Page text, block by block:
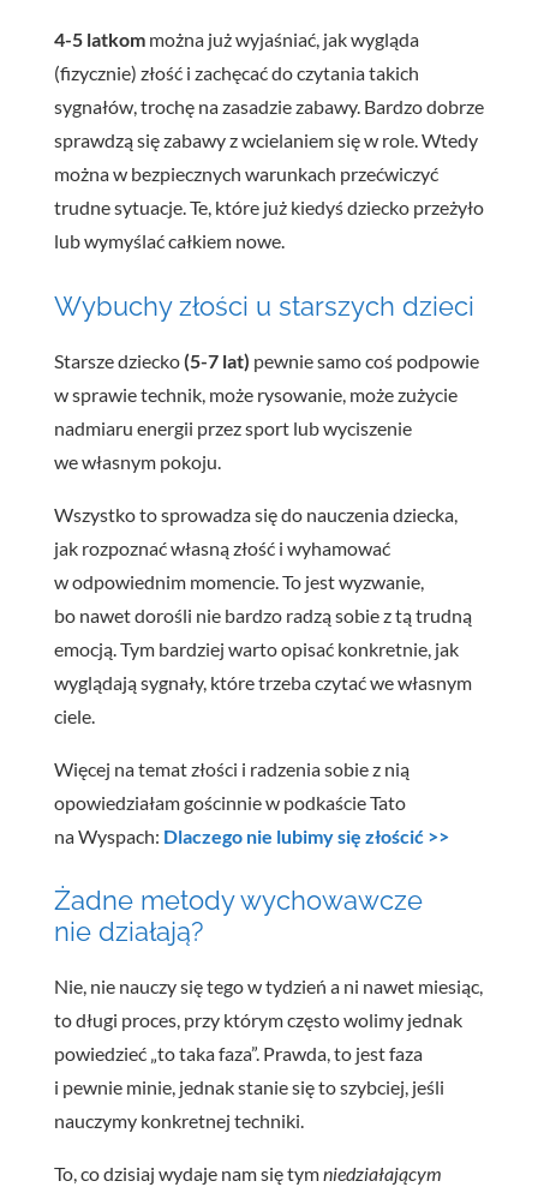
4-5 latkommożna już wyjaśniać, jak wygląda
(fizycznie) złość i zachęcać do czytania takich
sygnałów, trochę na zasadzie zabawy. Bardzo dobrze
sprawdzą się zabawy z wcielaniem się w role. Wtedy
można w bezpiecznych warunkach przećwiczyć
trudne sytuacje. Te, które już kiedyś dziecko przeżyło
lub wymyślać całkiem nowe.
Wybuchy złości u starszych dzieci
Starsze dziecko(5-7 lat) pewnie samo coś podpowie
w sprawie technik, może rysowanie, może zużycie
nadmiaru energii przez sport lub wyciszenie
we własnym pokoju.
Wszystko to sprowadza się do nauczenia dziecka,
jak rozpoznać własną złość i wyhamować
w odpowiednim momencie. To jest wyzwanie,
bo nawet dorośli nie bardzo radzą sobie z tą trudną
emocją. Tym bardziej warto opisać konkretnie, jak
wyglądają sygnały, które trzeba czytać we własnym
ciele.
Więcej na temat złości i radzenia sobie z nią
opowiedziałam gościnnie w podkaście Tato
na Wyspach: Dlaczego nie lubimy się złościć >>
Żadne metody wychowawcze
nie działają?
Nie, nie nauczy się tego w tydzień a ni nawet miesiąc,
to długi proces, przy którym często wolimy jednak
powiedzieć „to taka faza”. Prawda, to jest faza
i pewnie minie, jednak stanie się to szybciej, jeśli
nauczymy konkretnej techniki.
To, co dzisiaj wydaje nam się tymniedziałającym